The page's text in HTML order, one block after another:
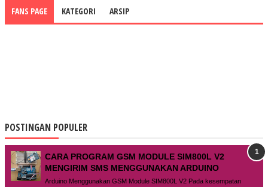
FANS PAGE KATEGORI ARSIP
POSTINGAN POPULER
CARA PROGRAM GSM MODULE SIM800L V2
MENGIRIM SMS MENGGUNAKAN ARDUINO
Arduino Menggunakan GSM Module SIM800L V2 Pada kesempatan